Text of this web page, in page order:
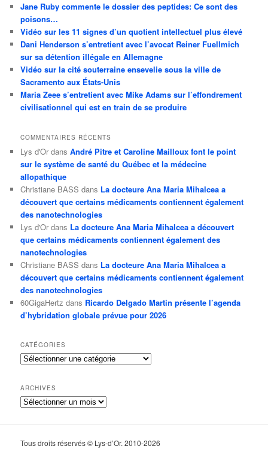
Jane Ruby commente le dossier des peptides: Ce sont des
poisons…
Vidéo sur les 11 signes d’un quotient intellectuel plus élevé
Dani Henderson s’entretient avec l’avocat Reiner Fuellmich
sur sa détention illégale en Allemagne
Vidéo sur la cité souterraine ensevelie sous la ville de
Sacramento aux États-Unis
Maria Zeee s’entretient avec Mike Adams sur l’effondrement
civilisationnel qui est en train de se produire
COMMENTAIRES RÉCENTS
Lys d'Or dansAndré Pitre et Caroline Mailloux font le point
sur le système de santé du Québec et la médecine
allopathique
Christiane BASS dans La docteure Ana Maria Mihalcea a
découvert que certains médicaments contiennent également
des nanotechnologies
Lys d'Or dans La docteure Ana Maria Mihalcea a découvert
que certains médicaments contiennent également des
nanotechnologies
Christiane BASS dans La docteure Ana Maria Mihalcea a
découvert que certains médicaments contiennent également
des nanotechnologies
60GigaHertz dans Ricardo Delgado Martin présente l’agenda
d’hybridation globale prévue pour 2026
CATÉGORIES
Catégories
ARCHIVES
Archives
Tous droits réservés © Lys-d’Or. 2010-2026